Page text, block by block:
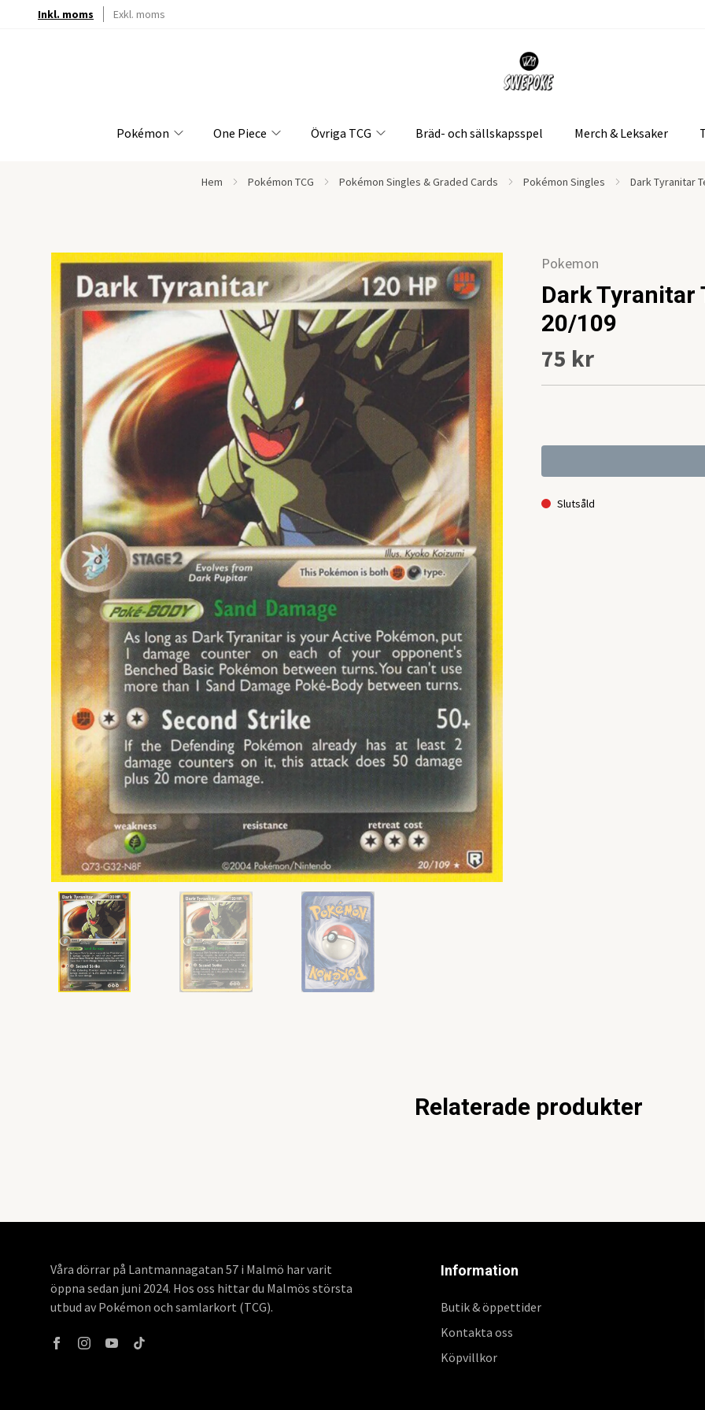
Inkl. moms Exkl. moms
Pokémon One Piece Övriga TCG Bräd- och sällskapsspel Merch & Leksaker
Hem Pokémon TCG Pokémon Singles & Graded Cards Pokémon Singles Dark Tyranitar
Pokemon
Dark Tyranitar
20/109
75 kr
Slutsåld
Relaterade produkter
Våra dörrar på Lantmannagatan 57 i Malmö har varit
öppna sedan juni 2024. Hos oss hittar du Malmös största
utbud av Pokémon och samlarkort (TCG).
Information
Butik & öppettider
Kontakta oss
Köpvillkor